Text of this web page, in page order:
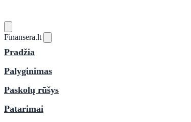
Finansera.lt
Pradžia
Palyginimas
Paskolų rūšys
Patarimai